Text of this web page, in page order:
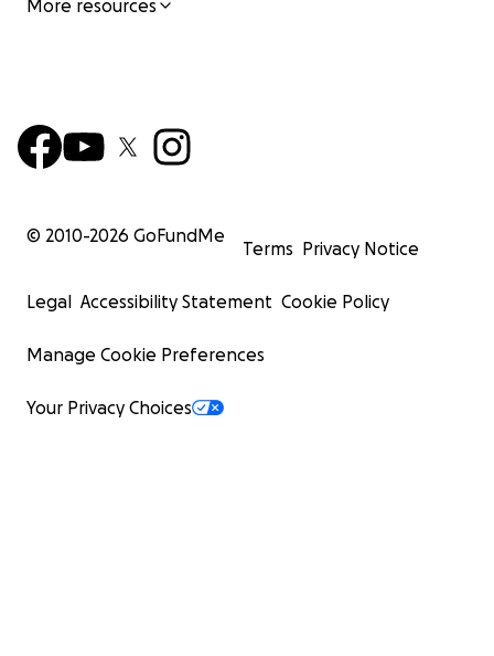
More resources
© 2010-2026 GoFundMe
Terms Privacy Notice
Legal Accessibility Statement Cookie Policy
Manage Cookie Preferences
Your Privacy Choices